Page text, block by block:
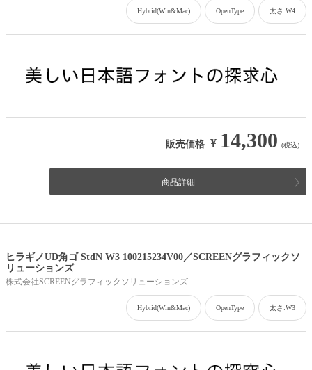
Hybrid(Win&Mac) OpenType 太さ:W4
販売価格 ¥ 14,300 (税込)
商品詳細
ヒラギノUD角ゴ StdN W3 100215234V00／SCREENグラフィックソ
リューションズ
株式会社SCREENグラフィックソリューションズ
Hybrid(Win&Mac) OpenType 太さ:W3